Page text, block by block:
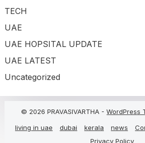
TECH
UAE
UAE HOPSITAL UPDATE
UAE LATEST
Uncategorized
© 2026 PRAVASIVARTHA -WordPress
living in uae
dubai kerala news
Privacy Policy